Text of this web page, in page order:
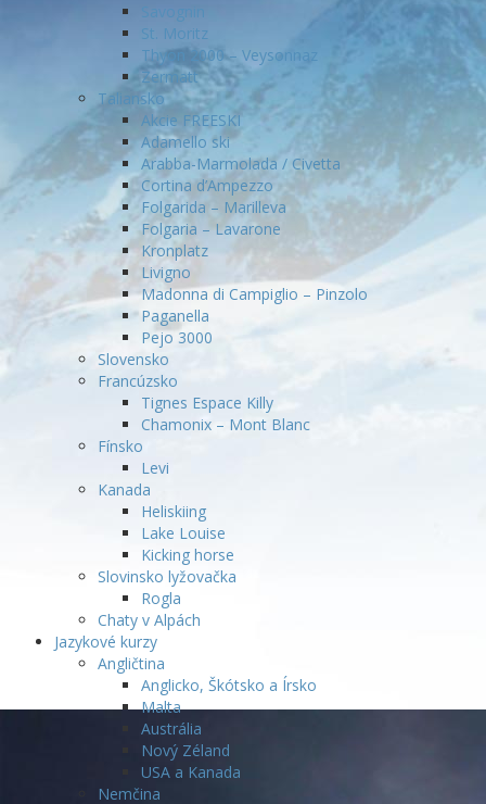
Savognin
St. Moritz
Thyon 2000 – Veysonnaz
Zermatt
Taliansko
Akcie FREESKI
Adamello ski
Arabba-Marmolada / Civetta
Cortina d’Ampezzo
Folgarida – Marilleva
Folgaria – Lavarone
Kronplatz
Livigno
Madonna di Campiglio – Pinzolo
Paganella
Pejo 3000
Slovensko
Francúzsko
Tignes Espace Killy
Chamonix – Mont Blanc
Fínsko
Levi
Kanada
Heliskiing
Lake Louise
Kicking horse
Slovinsko lyžovačka
Rogla
Chaty v Alpách
Jazykové kurzy
Angličtina
Anglicko, Škótsko a Írsko
Malta
Austrália
Nový Zéland
USA a Kanada
Nemčina